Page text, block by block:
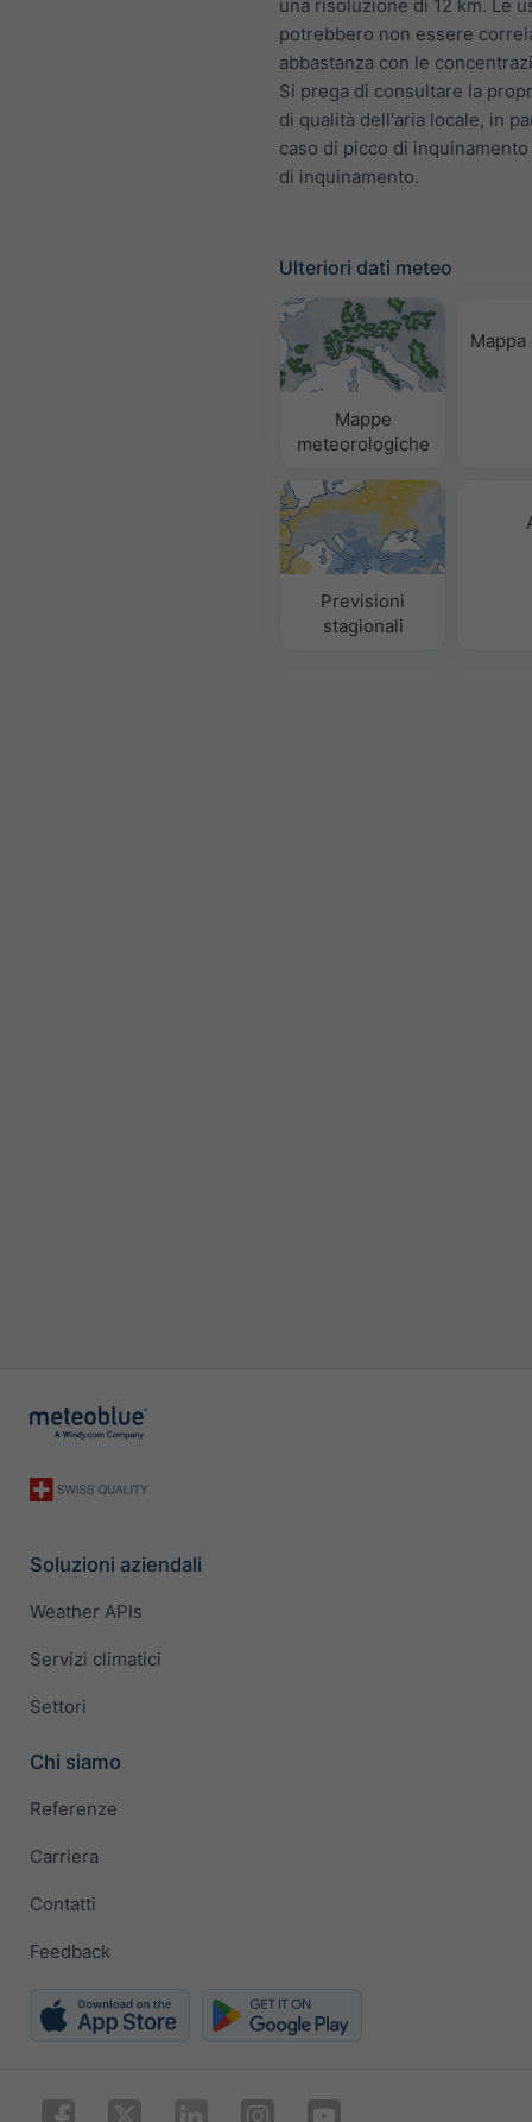
una risoluzione di 12 km. Le
potrebbero non essere
abbastanza con le
Si prega di consultare la
di qualità dell'aria locale, in
caso di picco di
di inquinamento.
Ulteriori dati meteo
Mappe
meteorologiche
Previsioni
stagionali
Soluzioni aziendali
Weather APIs
Servizi climatici
Settori
Chi siamo
Referenze
Carriera
Contatti
Feedback